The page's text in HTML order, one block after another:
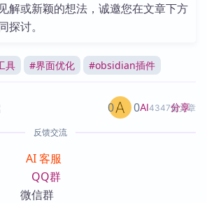
解或新颖的想法，诚邀您在文章下方
探讨。
具 #界面优化 #obsidian插件
AI4347篇文章
0 0 分享
反馈交流
AI 客服
QQ群
微信群